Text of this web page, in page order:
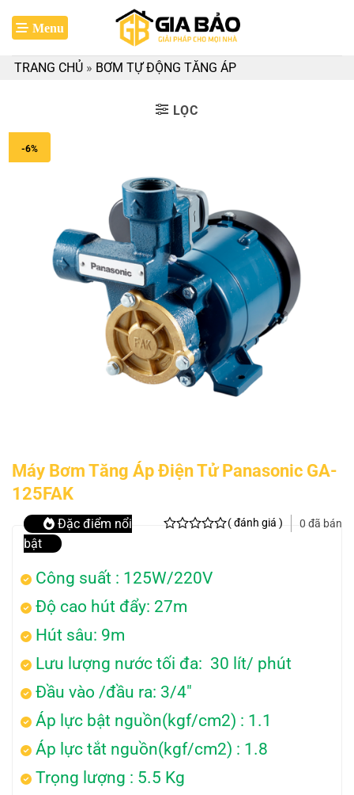
qua
dungTRANG CHỦ » BƠM TỰ ĐỘNG TĂNG ÁP
LỌC
-6%
Máy Bơm Tăng Áp Điện Tử Panasonic GA-
125FAK
( đánh giá ) 0 đã bán
Đặc điểm nổi
bật
Công suất : 125W/220V
Độ cao hút đẩy: 27m
Hút sâu: 9m
Lưu lượng nước tối đa: 30 lít/ phút
Đầu vào /đầu ra: 3/4″
Áp lực bật nguồn(kgf/cm2) : 1.1
Áp lực tắt nguồn(kgf/cm2) : 1.8
Trọng lượng : 5.5 Kg